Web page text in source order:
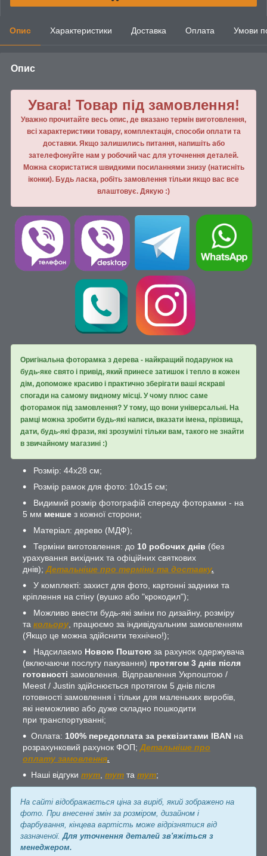
Опис Характеристики Доставка Оплата Умови
Опис
Увага! Товар під замовлення!
Уважно прочитайте весь опис, де вказано термін виготовлення,
всі характеристики товару, комплектація, способи оплати та
доставки. Якщо залишились питання, напишiть або
зателефонуйте нам у робочий час для уточнення деталей.
Можна скористатися швидкими посиланнями знизу (натисніть
іконки). Будь ласка, робiть замовлення тiльки якщо вас все
влаштовує. Дякую :)
Оригінальна фоторамка з дерева - найкращий подарунок на
будь-яке свято і привід, який принесе затишок і тепло в кожен
дім, допоможе красиво і практично зберігати ваші яскраві
спогади на самому видному місці. У чому плюс саме
фоторамок під замовлення? У тому, що вони універсальні. На
рамці можна зробити будь-які написи, вказати імена, прізвища,
дати, будь-які фрази, які зрозумілі тільки вам, такого не знайти
в звичайному магазині :)
Розмір: 44х28 см;
Розмір рамок для фото: 10х15 см;
Видимий розмір фотографій спереду фоторамки - на
5 мм менше з кожної сторони;
Матеріал: дерево (МДФ);
Терміни виготовлення: до 10 робочих днів (без
урахування вихідних та офіційних святкових
днів); Детальніше про терміни та доставку.
У комплекті: захист для фото, картонні задники та
кріплення на стіну (вушко або "крокодил");
Можливо внести будь-які зміни по дизайну, розміру
та кольору , працюємо за індивідуальним замовленням
(Якщо це можна здійснити технічно!);
Надсилаємо Новою Поштою за рахунок одержувача
(включаючи послугу пакування) протягом 3 днів після
готовності замовлення. Відправлення Укрпоштою /
Meest / Justin здійснюється протягом 5 днів після
готовності замовлення і тільки для маленьких виробів,
які неможливо або дуже складно пошкодити
при транспортуванні;
Оплата: 100% передоплата за реквізитами IBAN на
розрахунковий рахунок ФОП; Детальніше про
оплату замовлення.
Наші відгуки тут тут та тут;
На сайті відображається ціна за виріб, який зображено на
фото. При внесенні змін за розміром, дизайном і
фарбування, кінцева вартість може відрізнятися від
зазначеної. Для уточнення деталей зв'яжіться з
менеджером.